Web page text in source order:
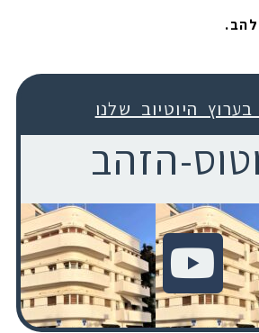
להב.
היוטיוב שלנו
הזהב